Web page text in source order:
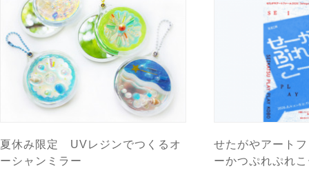
夏休み限定 UVレジンでつくるオ
ーシャンミラー
せたがやアート
ーかつぷれぷれ